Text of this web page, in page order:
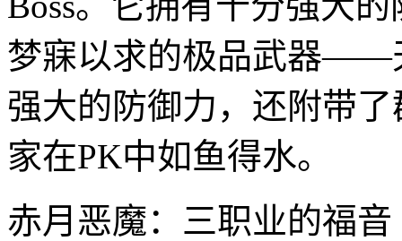
梦寐以求的极品武器——
强大的防御力，还附带
家在PK中如鱼得水。
赤月恶魔：三职业的福音